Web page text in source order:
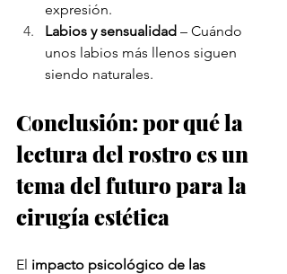
expresión.
Labios y sensualidad – Cuándo
unos labios más llenos siguen
siendo naturales.
Conclusión: por qué la
lectura del rostro es un
tema del futuro para la
cirugía estética
El impacto psicológico de las